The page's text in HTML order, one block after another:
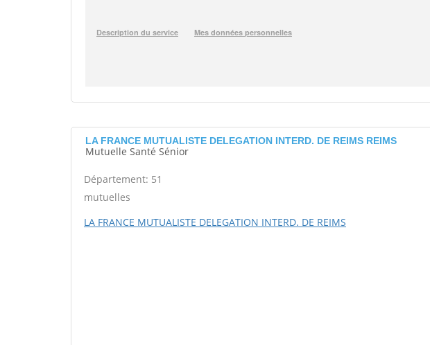
LA FRANCE MUTUALISTE DELEGATION INTERD. DE REIMS REIMS
Mutuelle Santé Sénior
Département: 51
mutuelles
LA FRANCE MUTUALISTE DELEGATION INTERD. DE REIMS